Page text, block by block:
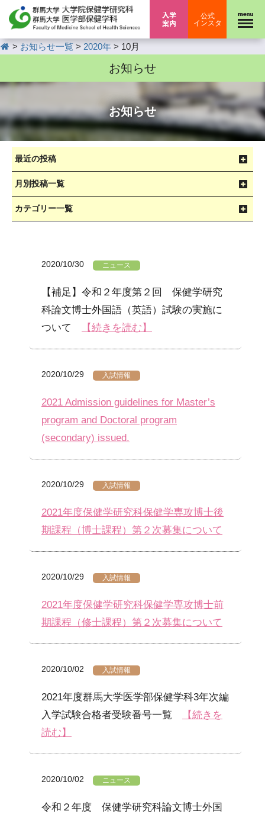
公式
インスタ
HOME
> お知らせ一覧 > 2020年 > 10月
お知らせ
お知らせ
最近の投稿
月別投稿一覧
カテゴリー一覧
2020/10/30 ニュース
【補足】令和２年度第２回 保健学研究
科論文博士外国語（英語）試験の実施に
ついて
【続きを読む】
2020/10/29 入試情報
2021 Admission guidelines for Master’s
program and Doctoral program
(secondary) issued.
2020/10/29 入試情報
2021年度保健学研究科保健学専攻博士後
期課程（博士課程）第２次募集について
2020/10/29 入試情報
2021年度保健学研究科保健学専攻博士前
期課程（修士課程）第２次募集について
2020/10/02 入試情報
2021年度群馬大学医学部保健学科3年次編
入学試験合格者受験番号一覧
【続きを
読む】
2020/10/02 ニュース
令和２年度 保健学研究科論文博士外国